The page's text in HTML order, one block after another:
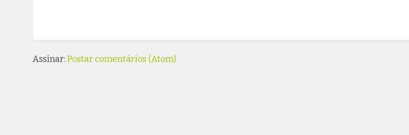
Assinar:Postar comentários (Atom)